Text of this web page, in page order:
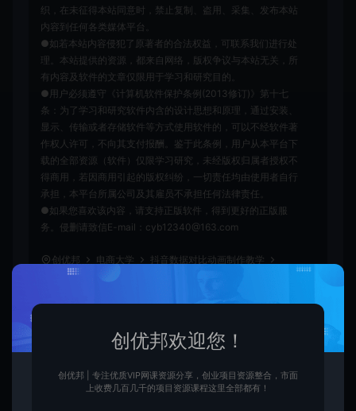
织，在未征得本站同意时，禁止复制、盗用、采集、发布本站
内容到任何各类媒体平台。
●如若本站内容侵犯了原著者的合法权益，可联系我们进行处
理。本站提供的资源，都来自网络，版权争议与本站无关，所
有内容及软件的文章仅限用于学习和研究目的。
●用户必须遵守《计算机软件保护条例(2013修订)》第十七
条：为了学习和研究软件内含的设计思想和原理，通过安装、
显示、传输或者存储软件等方式使用软件的，可以不经软件著
作权人许可，不向其支付报酬。鉴于此条例，用户从本平台下
载的全部资源（软件）仅限学习研究，未经版权归属者授权不
得商用，若因商用引起的版权纠纷，一切责任均由使用者自行
承担，本平台所属公司及其雇员不承担任何法律责任。
●如果您喜欢该内容，请支持正版软件，得到更好的正版服
务。侵删请致信E-mail：cyb12340@163.com
创优邦 电商大学
抖音数据对比动画制作教学
https://cy.zhaishanghui.cn/74076.html
创优 创优邦，12年风雨同舟，欢迎您一起缔造！
创优邦欢迎您！
创优邦 | 专注优质VIP网课资源分享，创业项目资源整合，市面
上收费几百几千的项目资源课程这里全部都有！